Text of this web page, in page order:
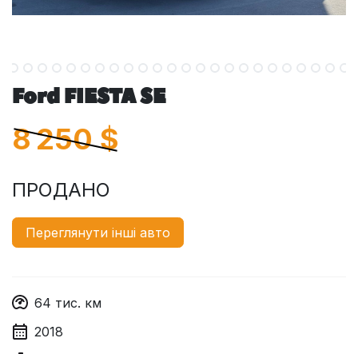
Ford FIESTA SE
8 250$
ПРОДАНО
Переглянути інші авто
64 тис. км
2018